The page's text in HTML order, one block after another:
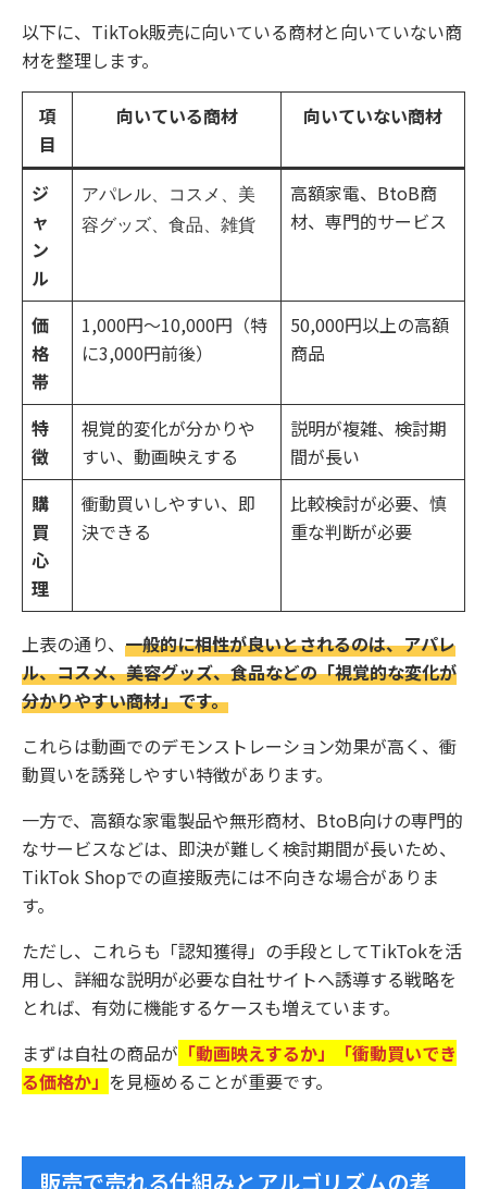
以下に、TikTok販売に向いている商材と向いていない商
材を整理します。
項
目
向いている商材 向いていない商材
ジ
ャ
ン
ル
アパレル、コスメ、美
容グッズ、食品、雑貨
高額家電、BtoB商
材、専門的サービス
価
格
帯
1,000円〜10,000円（特
に3,000円前後）
50,000円以上の高額
商品
特
徴
視覚的変化が分かりや
すい、動画映えする
説明が複雑、検討期
間が長い
購
買
心
理
衝動買いしやすい、即
決できる
比較検討が必要、慎
重な判断が必要
上表の通り、 一般的に相性が良いとされるのは、アパレ
ル、コスメ、美容グッズ、食品などの「視覚的な変化が
分かりやすい商材」です。
これらは動画でのデモンストレーション効果が高く、衝
動買いを誘発しやすい特徴があります。
一方で、高額な家電製品や無形商材、BtoB向けの専門的
なサービスなどは、即決が難しく検討期間が長いため、
TikTok Shopでの直接販売には不向きな場合がありま
す。
ただし、これらも「認知獲得」の手段としてTikTokを活
用し、詳細な説明が必要な自社サイトへ誘導する戦略を
とれば、有効に機能するケースも増えています。
まずは自社の商品が 「動画映えするか」「衝動買いでき
る価格か」 を見極めることが重要です。
販売で売れる仕組みとアルゴリズムの考